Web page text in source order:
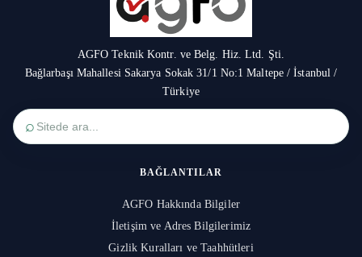
AGFO Teknik Kontr. ve Belg. Hiz. Ltd. Şti.
Bağlarbaşı Mahallesi Sakarya Sokak 31/1 No:1 Maltepe / İstanbul /
Türkiye
⌕
BAĞLANTILAR
AGFO Hakkında Bilgiler
İletişim ve Adres Bilgilerimiz
Gizlik Kuralları ve Taahhütleri